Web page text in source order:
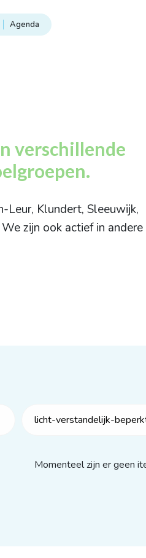
Agenda
verschillende
Leur, Klundert, Sleeuwijk,
zijn ook actief in andere
licht-verstandelijk-
Momenteel zijn er geen